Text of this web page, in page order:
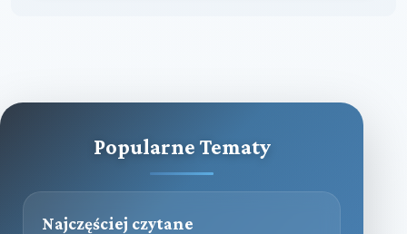
Popularne Tematy
Najczęściej czytane